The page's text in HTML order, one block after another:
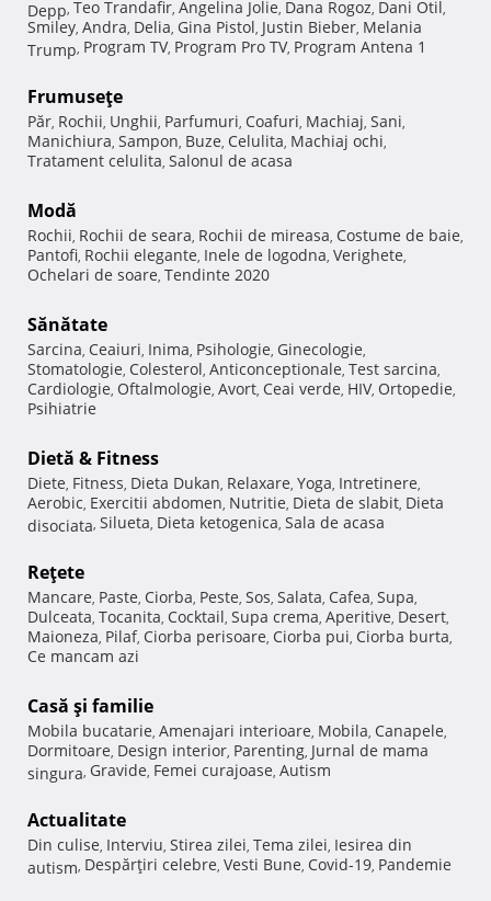
Depp, Teo Trandafir, Angelina Jolie, Dana Rogoz, Dani Otil,
Smiley, Andra, Delia, Gina Pistol, Justin Bieber, Melania
Trump, Program TV, Program Pro TV, Program Antena 1
Frumuseţe
Păr, Rochii, Unghii, Parfumuri, Coafuri, Machiaj, Sani,
Manichiura, Sampon, Buze, Celulita, Machiaj ochi,
Tratament celulita, Salonul de acasa
Modă
Rochii, Rochii de seara, Rochii de mireasa, Costume de baie,
Pantofi, Rochii elegante, Inele de logodna, Verighete,
Ochelari de soare, Tendinte 2020
Sănătate
Sarcina, Ceaiuri, Inima, Psihologie, Ginecologie,
Stomatologie, Colesterol, Anticonceptionale, Test sarcina,
Cardiologie, Oftalmologie, Avort, Ceai verde, HIV, Ortopedie,
Psihiatrie
Dietă & Fitness
Diete, Fitness, Dieta Dukan, Relaxare, Yoga, Intretinere,
Aerobic, Exercitii abdomen, Nutritie, Dieta de slabit, Dieta
disociata, Silueta, Dieta ketogenica, Sala de acasa
Reţete
Mancare, Paste, Ciorba, Peste, Sos, Salata, Cafea, Supa,
Dulceata, Tocanita, Cocktail, Supa crema, Aperitive, Desert,
Maioneza, Pilaf, Ciorba perisoare, Ciorba pui, Ciorba burta,
Ce mancam azi
Casă şi familie
Mobila bucatarie, Amenajari interioare, Mobila, Canapele,
Dormitoare, Design interior, Parenting, Jurnal de mama
singura, Gravide, Femei curajoase, Autism
Actualitate
Din culise, Interviu, Stirea zilei, Tema zilei, Iesirea din
autism, Despărţiri celebre, Vesti Bune, Covid-19, Pandemie